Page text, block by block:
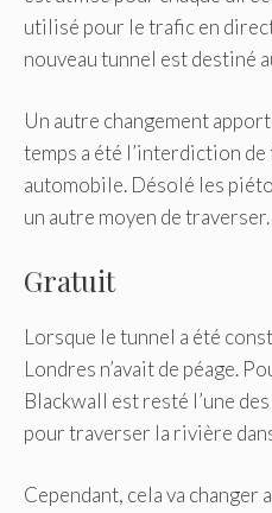
utilisé pour le trafic en
nouveau tunnel est destiné
Un autre changement
temps a été l’interdiction
automobile. Désolé les
un autre moyen de traverser.
Gratuit
Lorsque le tunnel a été
Londres n’avait de péage.
Blackwall est resté l’une
pour traverser la rivière
Cependant, cela va changer